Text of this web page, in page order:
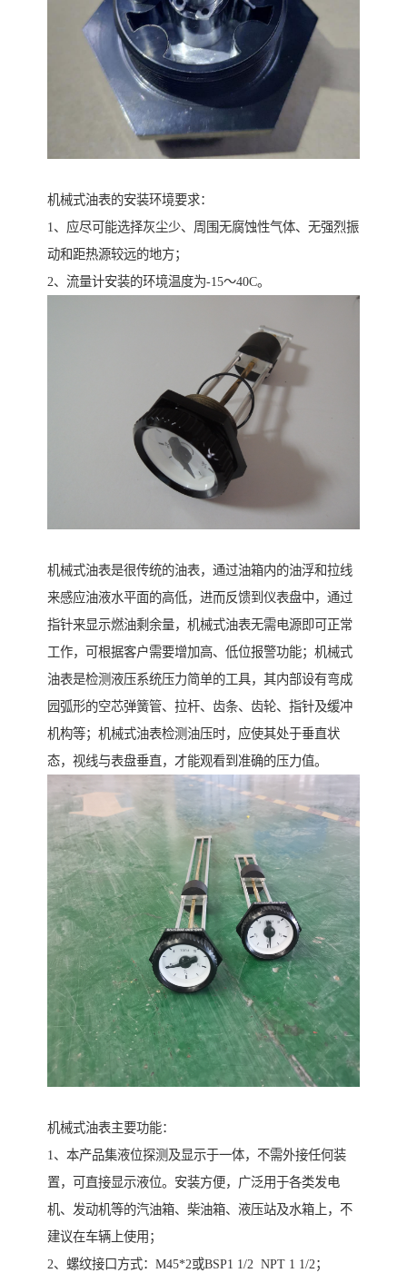
机械式油表的安装环境要求：
1、应尽可能选择灰尘少、周围无腐蚀性气体、无强烈振
动和距热源较远的地方；
2、流量计安装的环境温度为-15～40C。
机械式油表是很传统的油表，通过油箱内的油浮和拉线
来感应油液水平面的高低，进而反馈到仪表盘中，通过
指针来显示燃油剩余量，机械式油表无需电源即可正常
工作，可根据客户需要增加高、低位报警功能；机械式
油表是检测液压系统压力简单的工具，其内部设有弯成
园弧形的空芯弹簧管、拉杆、齿条、齿轮、指针及缓冲
机构等；机械式油表检测油压时，应使其处于垂直状
态，视线与表盘垂直，才能观看到准确的压力值。
机械式油表主要功能：
1、本产品集液位探测及显示于一体，不需外接任何装
置，可直接显示液位。安装方便，广泛用于各类发电
机、发动机等的汽油箱、柴油箱、液压站及水箱上，不
建议在车辆上使用；
2、螺纹接口方式：M45*2或BSP1 1/2 NPT 1 1/2；